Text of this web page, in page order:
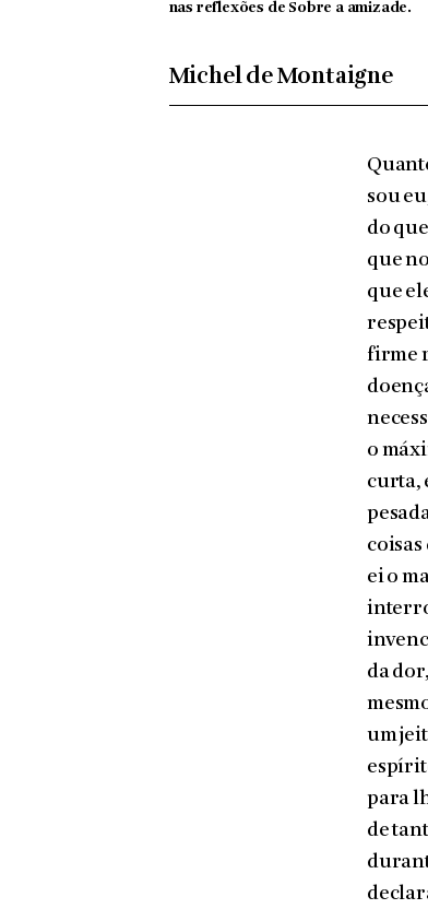
nas reflexões de Sobre a amizade.
Michel de Montaigne
sou
do
que
que
firme
o
curta,
coisas
ei o
da
um
para
de